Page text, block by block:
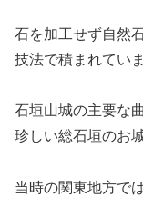
石を加工せず自然
技法で積まれていま
石垣山城の主要な
珍しい総石垣のお
当時の関東地方で